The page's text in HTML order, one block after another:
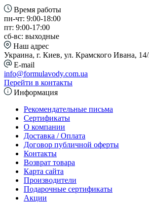
Время работы
пн-чт: 9:00-18:00
пт: 9:00-17:00
сб-вс: выходные
Наш адрес
Украина, г. Киев, ул. Крамского Ивана,
E-mail
info@formulavody.com.ua
Перейти в контакты
Информация
Рекомендательные письма
Сертификаты
О компании
Доставка / Оплата
Договор публичной оферты
Контакты
Возврат товара
Карта сайта
Производители
Подарочные сертификаты
Акции